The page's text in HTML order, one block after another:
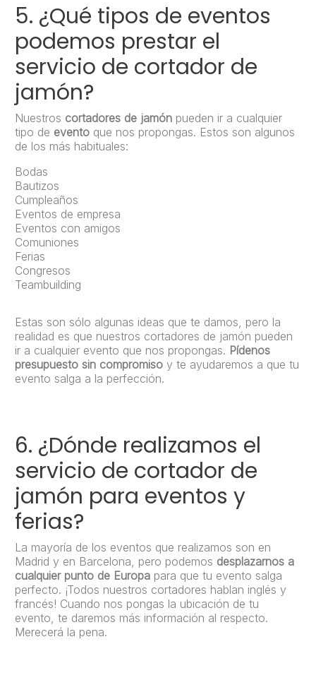
5. ¿Qué tipos de eventos
podemos prestar el
servicio de cortador de
jamón?
Nuestros cortadores de jamón pueden ir a cualquier
tipo de evento que nos propongas. Estos son algunos
de los más habituales:
Bodas
Bautizos
Cumpleaños
Eventos de empresa
Eventos con amigos
Comuniones
Ferias
Congresos
Teambuilding
Estas son sólo algunas ideas que te damos, pero la
realidad es que nuestros cortadores de jamón pueden
ir a cualquier evento que nos propongas. Pídenos
presupuesto sin compromiso y te ayudaremos a que tu
evento salga a la perfección.
6. ¿Dónde realizamos el
servicio de cortador de
jamón para eventos y
ferias?
La mayoría de los eventos que realizamos son en
Madrid y en Barcelona, pero podemos desplazarnos a
cualquier punto de Europa para que tu evento salga
perfecto. ¡Todos nuestros cortadores hablan inglés y
francés! Cuando nos pongas la ubicación de tu
evento, te daremos más información al respecto.
Merecerá la pena.